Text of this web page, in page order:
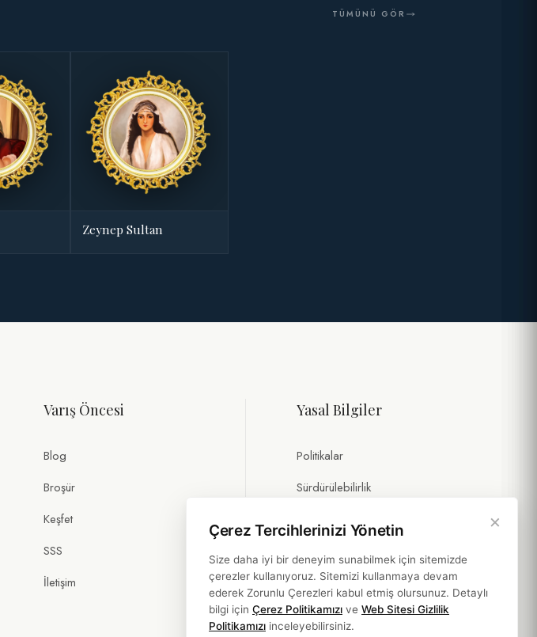
TÜMÜNÜ GÖR
Zeynep Sultan
Varış Öncesi
Blog
Broşür
Keşfet
SSS
İletişim
Yasal Bilgiler
Politikalar
Sürdürülebilirlik
×
Çerez Tercihlerinizi Yönetin
Size daha iyi bir deneyim sunabilmek için sitemizde
çerezler kullanıyoruz. Sitemizi kullanmaya devam
ederek Zorunlu Çerezleri kabul etmiş olursunuz. Detaylı
bilgi için Çerez Politikamızı ve Web Sitesi Gizlilik
Politikamızı inceleyebilirsiniz.